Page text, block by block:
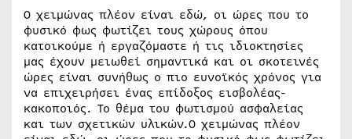
Ο χειμώνας πλέον είναι εδώ, οι ώρες που το
φυσικό φως φωτίζει τους χώρους όπου
κατοικούμε ή εργαζόμαστε ή τις ιδιοκτησίες
μας έχουν μειωθεί σημαντικά και οι σκοτεινές
ώρες είναι συνήθως ο πιο ευνοϊκός χρόνος για
να επιχειρήσει ένας επίδοξος εισβολέας-
κακοποιός. Το θέμα του φωτισμού ασφαλείας
και των σχετικών υλικών.Ο χειμώνας πλέον